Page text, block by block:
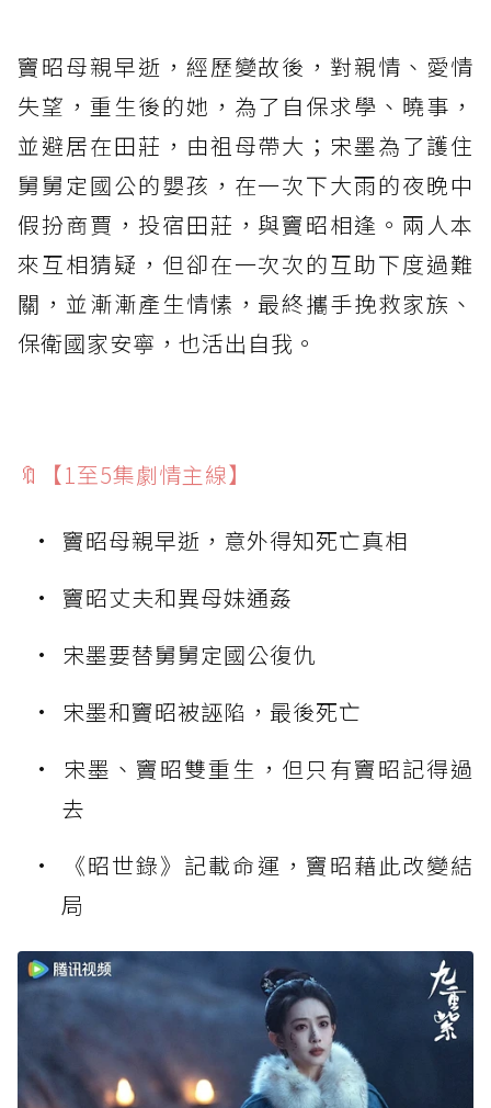
竇昭母親早逝，經歷變故後，對親情、愛情
失望，重生後的她，為了自保求學、曉事，
並避居在田莊，由祖母帶大；宋墨為了護住
舅舅定國公的嬰孩，在一次下大雨的夜晚中
假扮商賈，投宿田莊，與竇昭相逢。兩人本
來互相猜疑，但卻在一次次的互助下度過難
關，並漸漸產生情愫，最終攜手挽救家族、
保衛國家安寧，也活出自我。
🔖【1至5集劇情主線】
竇昭母親早逝，意外得知死亡真相
竇昭丈夫和異母妹通姦
宋墨要替舅舅定國公復仇
宋墨和竇昭被誣陷，最後死亡
宋墨、竇昭雙重生，但只有竇昭記得過
去
《昭世錄》記載命運，竇昭藉此改變結
局⁡